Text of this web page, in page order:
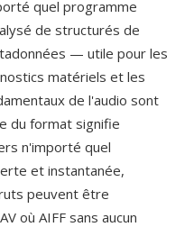
quel programme
de structurés de
— utile pour les
matériels et les
de l'audio sont
du format signifie
n'importé quel
et instantanée,
peuvent être
où AIFF sans aucun